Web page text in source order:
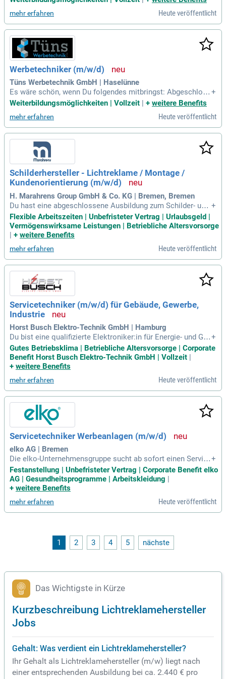
Entgeltgruppe 9a TVöD vergütet. Zu Ihren Aufgaben gehören
Planung, Ausschreibung, Abnahme und Abrechnung von Bau
unterhaltungs- und Sanierungsmaßnahmen städtischer Lieg
enschaften. Zudem sind Sie verantwortlich für Wartungsvert
räge und das Störungsmanagement aller technischen Anlag
en. Sie gewährleisten den Betrieb der Gebäudetechnik und b
egleiten energetische Sanierungsmaßnahmen. Darüber hina
us unterstützen Sie die Haushaltsplanung und erstellen lieg
enschaftsübergreifende Ausschreibungen, unter anderem fü
r Sicherheitsdienstleistungen.
mehr erfahren Heute veröffentlicht
Werbetechniker (m/w/d)
Tüns Werbetechnik GmbH | Haselünne
Es wäre schön, wenn Du folgendes mitbringst: Abgeschloss
ene Ausbildung als Werbetechniker, Schilder- und Lichtrekla
+
Weiterbildungsmöglichkeiten | Vollzeit
+ weitere Benefits
mehr erfahren Heute veröffentlicht
Schilderhersteller - Lichtreklame / Montage /
Kundenorientierung (m/w/d)
H. Marahrens Group GmbH & Co. KG | Bremen, Bremen
Du hast eine abgeschlossene Ausbildung zum Schilder- und
Lichtreklamehersteller (m/w/d); Du bringst idealerweise ers
te Erfahrungen im Bereich der Herstellung von Schildern und
Lichtreklame oder ähnlichen Tätigkeiten mit; Du verfügst üb
+
Flexible Arbeitszeiten | Unbefristeter Vertrag | Urlaubsgeld |
Vermögenswirksame Leistungen | Betriebliche Altersvorsorge
| + weitere Benefits
mehr erfahren Heute veröffentlicht
Servicetechniker (m/w/d) für Gebäude, Gewerbe,
Industrie
Horst Busch Elektro-Technik GmbH | Hamburg
Du bist eine qualifizierte Elektroniker:in für Energie- und Geb
äudetechnik? Bei uns erwartet dich ein zukunftsorientierter
Arbeitsplatz mit klaren Strukturen und attraktiven Vergütung
en. Deine Aufgaben umfassen Installationen, Instandsetzun
mfassendes Onboarding, persönliches Coaching und regelm
äßige Weiterbildungsmöglichkeiten. Mit 30 Tagen Urlaub, be
trieblicher Altersvorsorge und Gesundheitsfürsorge unterstü
tzen wir deine Work-Life-Balance. Bewirb dich jetzt und profi
tiere von unserem maßgeschneiderten Entwickungsangebot
und zahlreichen Mitarbeitervorteilen!
+
Gutes Betriebsklima | Betriebliche Altersvorsorge | Corporate
Benefit Horst Busch Elektro-Technik GmbH | Vollzeit |
+ weitere Benefits
mehr erfahren Heute veröffentlicht
Servicetechniker Werbeanlagen (m/w/d)
elko AG | Bremen
Die elko-Unternehmensgruppe sucht ab sofort einen Service
techniker für Werbeanlagen (m/w/d) in Bremen. Mit über 50
Jahren Erfahrung und rund 2000 Mitarbeitenden sind wir ein
führender Full-Service-Dienstleister im Bereich Facility Man
einem Jahrzehnt erfolgreich bekannte Einzelhandelsfilialen.
In dieser Position übernimmst du die haustechnische Betre
n Arbeitsvertrag und ein dynamisches Arbeitsumfeld. Bewer
be dich jetzt und werde Teil eines engagierten Teams!
+
Festanstellung | Unbefristeter Vertrag | Corporate Benefit elko
AG | Gesundheitsprogramme | Arbeitskleidung
+ weitere Benefits
mehr erfahren Heute veröffentlicht
1 2 3 4 5 nächste
Das Wichtigste in Kürze
Kurzbeschreibung Lichtreklamehersteller
Jobs
Gehalt: Was verdient ein Lichtreklamehersteller?
Ihr Gehalt als Lichtreklamehersteller (m/w) liegt nach
einer entsprechenden Ausbildung bei ca. 2.440 € pro